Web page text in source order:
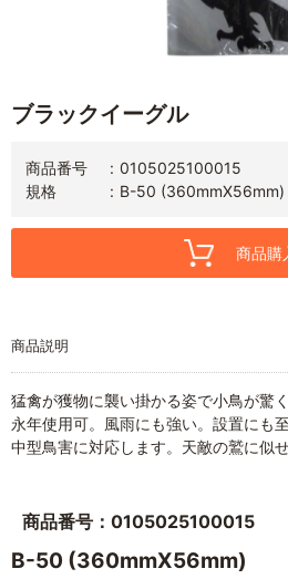
ブラックイーグル
商品番号
0105025100015
規格
B-50 (360mmX56mm)
商品購
商品説明
猛禽が獲物に襲い掛かる姿で小鳥が驚
永年使用可。風雨にも強い。設置にも
中型鳥害に対応します。天敵の鷲に似
商品番号：0105025100015
B-50 (360mmX56mm)